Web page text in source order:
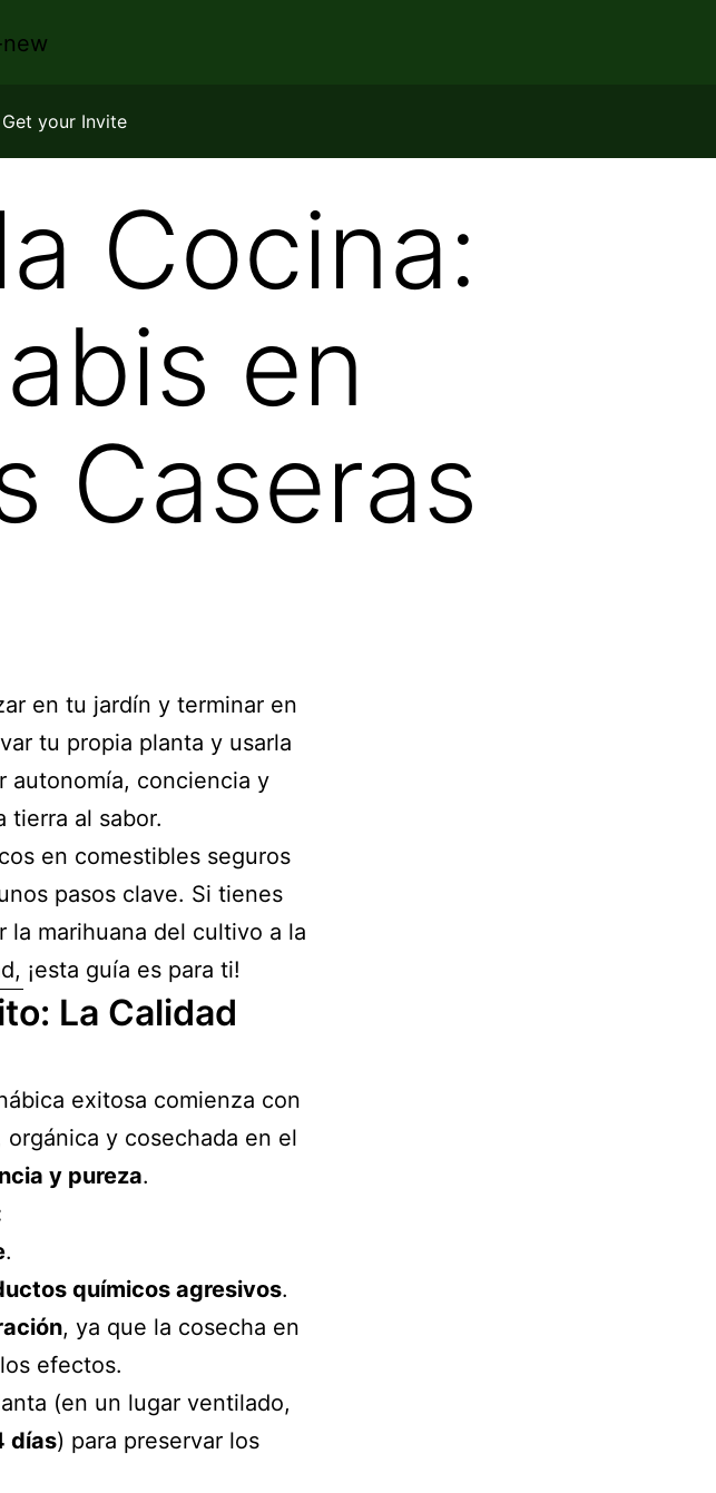
Get your Invite
Cocina:
en
Caseras
en tu jardín y terminar en
tu propia planta y usarla
autonomía, conciencia y
tierra al sabor.
en comestibles seguros
pasos clave. Si tienes
la marihuana del cultivo a la
¡esta guía es para ti!
La Calidad
exitosa comienza con
y cosechada en el
y pureza.
.
químicos agresivos.
, ya que la cosecha en
efectos.
(en un lugar ventilado,
días) para preservar los